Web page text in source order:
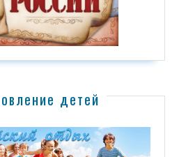
детей